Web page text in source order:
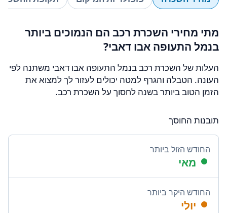
מתי מחירי השכרת רכב הם הנמוכים ביותר
בנמל התעופה אבו דאבי?
העלות של השכרת רכב בנמל התעופה אבו דאבי משתנה לפי
העונה. הטבלה והגרף למטה יכולים לעזור לך למצוא את
הזמן הטוב ביותר בשנה לחסוך על השכרת רכב.
תובנות החוסך
החודש הזול ביותר
מאי
החודש היקר ביותר
יולי